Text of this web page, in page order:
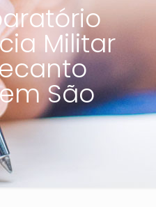
Militar
São